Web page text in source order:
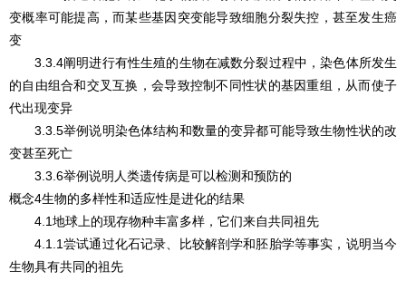
变概率可能提高，而某些基因突变能导致细胞分裂失控，甚至发生癌
变
3.3.4阐明进行有性生殖的生物在减数分裂过程中，染色体所发生
的自由组合和交叉互换，会导致控制不同性状的基因重组，从而使子
代出现变异
3.3.5举例说明染色体结构和数量的变异都可能导致生物性状的改
变甚至死亡
3.3.6举例说明人类遗传病是可以检测和预防的
概念4生物的多样性和适应性是进化的结果
4.1地球上的现存物种丰富多样，它们来自共同祖先
4.1.1尝试通过化石记录、比较解剖学和胚胎学等事实，说明当今
生物具有共同的祖先